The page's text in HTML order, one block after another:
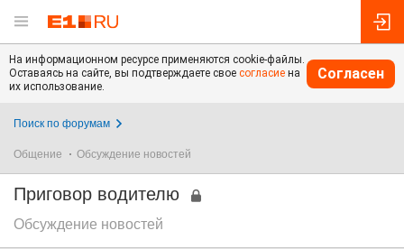
На информационном ресурсе применяются cookie-файлы.
Оставаясь на сайте, вы подтверждаете свое согласие на
их использование.
Согласен
Поиск по форумам
Общение Обсуждение новостей
Приговор водителю
Обсуждение новостей